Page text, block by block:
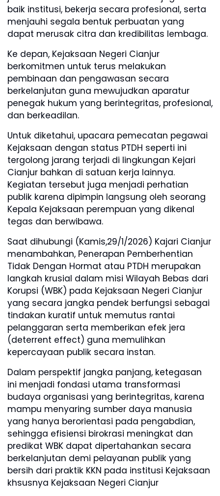
baik institusi, bekerja secara profesional, serta
menjauhi segala bentuk perbuatan yang
dapat merusak citra dan kredibilitas lembaga.
Ke depan, Kejaksaan Negeri Cianjur
berkomitmen untuk terus melakukan
pembinaan dan pengawasan secara
berkelanjutan guna mewujudkan aparatur
penegak hukum yang berintegritas, profesional,
dan berkeadilan.
Untuk diketahui, upacara pemecatan pegawai
Kejaksaan dengan status PTDH seperti ini
tergolong jarang terjadi di lingkungan Kejari
Cianjur bahkan di satuan kerja lainnya.
Kegiatan tersebut juga menjadi perhatian
publik karena dipimpin langsung oleh seorang
Kepala Kejaksaan perempuan yang dikenal
tegas dan berwibawa.
Saat dihubungi (Kamis,29/1/2026) Kajari Cianjur
menambahkan, Penerapan Pemberhentian
Tidak Dengan Hormat atau PTDH merupakan
langkah krusial dalam misi Wilayah Bebas dari
Korupsi (WBK) pada Kejaksaan Negeri Cianjur
yang secara jangka pendek berfungsi sebagai
tindakan kuratif untuk memutus rantai
pelanggaran serta memberikan efek jera
(deterrent effect) guna memulihkan
kepercayaan publik secara instan.
Dalam perspektif jangka panjang, ketegasan
ini menjadi fondasi utama transformasi
budaya organisasi yang berintegritas, karena
mampu menyaring sumber daya manusia
yang hanya berorientasi pada pengabdian,
sehingga efisiensi birokrasi meningkat dan
predikat WBK dapat dipertahankan secara
berkelanjutan demi pelayanan publik yang
bersih dari praktik KKN pada institusi Kejaksaan
khsusnya Kejaksaan Negeri Cianjur